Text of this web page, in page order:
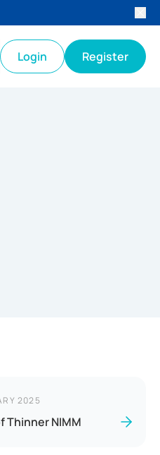
Login Register
2025
Thinner NIMM